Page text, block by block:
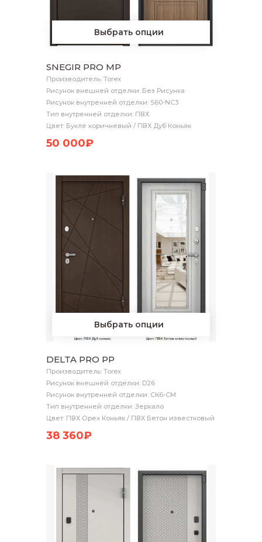
Выбрать опции
SNEGIR PRO MP
Производитель: Torex
Рисунок внешней отделки: Без Рисунка
Рисунок внутренней отделки: S60-NC3
Тип внутренней отделки: ПВХ
Цвет: Букле коричневый / ПВХ Дуб Коньяк
50 000₽
Выбрать опции
DELTA PRO PP
Производитель: Torex
Рисунок внешней отделки: D26
Рисунок внутренней отделки: СК6-СМ
Тип внутренней отделки: Зеркало
Цвет: ПВХ Орех Коньяк / ПВХ Бетон известковый
38 360₽